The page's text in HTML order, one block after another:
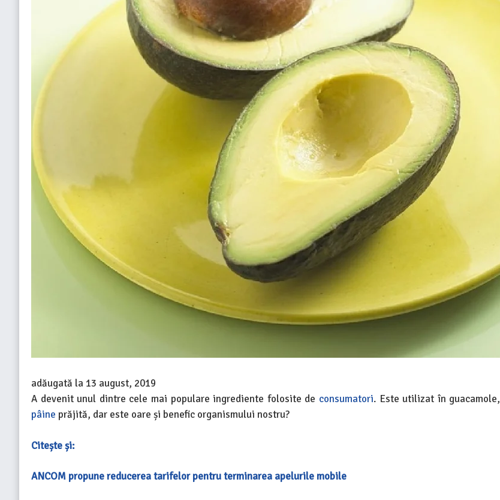
adăugată la 13 august, 2019
A devenit unul dintre cele mai populare ingrediente folosite de consumatori. Este utilizat în guacamole,
pâine prăjită, dar este oare și benefic organismului nostru?
Citește și:
ANCOM propune reducerea tarifelor pentru terminarea apelurile mobile